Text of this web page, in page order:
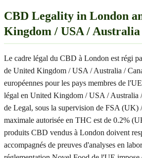
CBD Legality in London
Kingdom / USA / Australia
Le cadre légal du CBD à London est régi
de United Kingdom / USA / Australia /
européennes pour les pays membres de
légal en United Kingdom / USA / Australia
de Legal, sous la supervision de FSA
maximale autorisée en THC est de 0.2%
produits CBD vendus à London doivent
accompagnés de preuves d'analyses en